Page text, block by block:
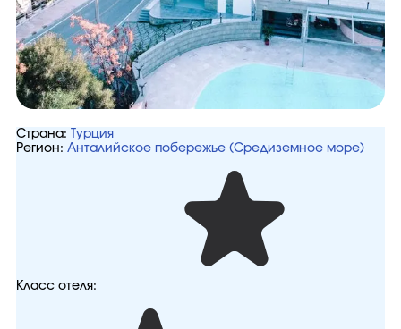
Страна:
Турция
Регион: Анталийское побережье (Средиземное море)
Класс отеля: